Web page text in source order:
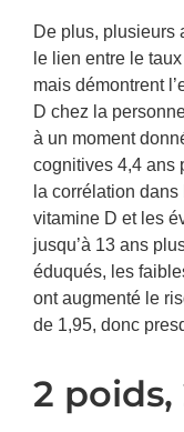
De plus, plusieurs
le lien entre le
mais démontrent
D chez la
à un moment
cognitives 4,4 ans
la corrélation
vitamine D et les
jusqu’à 13 ans
éduqués, les
ont augmenté le
de 1,95, donc
2 poids,